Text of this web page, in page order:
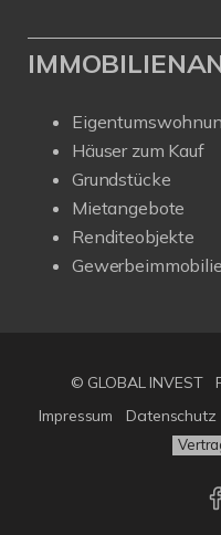
Häuser zum Kauf
Grundstücke
Mietangebote
Renditeobjekte
© GLOBAL INVEST
Impressum
Datenschutz